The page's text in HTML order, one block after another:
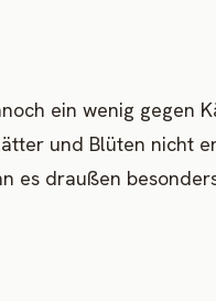
ein wenig gegen
und Blüten nicht
es draußen